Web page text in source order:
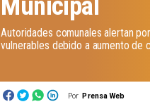
Por Prensa Web
Municipal
Autoridades comunales alertan
vulnerables debido a aumento de